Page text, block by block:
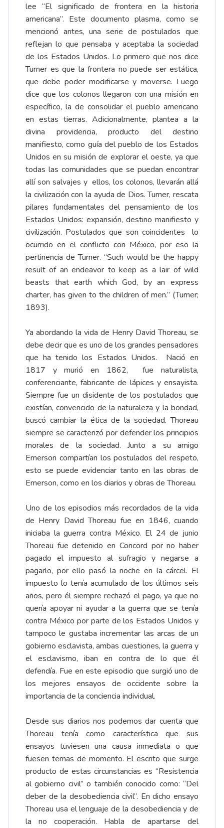
lee “El significado de frontera en la historia
americana”. Este documento plasma, como se
mencionó antes, una serie de postulados que
reflejan lo que pensaba y aceptaba la sociedad
de los Estados Unidos. Lo primero que nos dice
Turner es que la frontera no puede ser estática,
que debe poder modificarse y moverse. Luego
dice que los colonos llegaron con una misión en
específico, la de consolidar el pueblo americano
en estas tierras. Adicionalmente, plantea a la
divina providencia, producto del destino
manifiesto, como guía del pueblo de los Estados
Unidos en su misión de explorar el oeste, ya que
todas las comunidades que se puedan encontrar
allí son salvajes y ellos, los colonos, llevarán allá
la civilización con la ayuda de Dios. Turner, rescata
pilares fundamentales del pensamiento de los
Estados Unidos: expansión, destino manifiesto y
civilización. Postulados que son coincidentes lo
ocurrido en el conflicto con México, por eso la
pertinencia de Turner. “Such would be the happy
result of an endeavor to keep as a lair of wild
beasts that earth which God, by an express
charter, has given to the children of men.” (Turner;
1893).
Ya abordando la vida de Henry David Thoreau, se
debe decir que es uno de los grandes pensadores
que ha tenido los Estados Unidos. Nació en
1817 y murió en 1862, fue naturalista,
conferenciante, fabricante de lápices y ensayista.
Siempre fue un disidente de los postulados que
existían, convencido de la naturaleza y la bondad,
buscó cambiar la ética de la sociedad. Thoreau
siempre se caracterizó por defender los principios
morales de la sociedad. Junto a su amigo
Emerson compartían los postulados del respeto,
esto se puede evidenciar tanto en las obras de
Emerson, como en los diarios y obras de Thoreau.
Uno de los episodios más recordados de la vida
de Henry David Thoreau fue en 1846, cuando
iniciaba la guerra contra México. El 24 de junio
Thoreau fue detenido en Concord por no haber
pagado el impuesto al sufragio y negarse a
pagarlo, por ello pasó la noche en la cárcel. El
impuesto lo tenía acumulado de los últimos seis
años, pero él siempre rechazó el pago, ya que no
quería apoyar ni ayudar a la guerra que se tenía
contra México por parte de los Estados Unidos y
tampoco le gustaba incrementar las arcas de un
gobierno esclavista, ambas cuestiones, la guerra y
el esclavismo, iban en contra de lo que él
defendía. Fue en este episodio que surgió uno de
los mejores ensayos de occidente sobre la
importancia de la conciencia individual.
Desde sus diarios nos podemos dar cuenta que
Thoreau tenía como característica que sus
ensayos tuviesen una causa inmediata o que
fuesen temas de momento. El escrito que surge
producto de estas circunstancias es “Resistencia
al gobierno civil” o también conocido como: “Del
deber de la desobediencia civil”. En dicho ensayo
Thoreau usa el lenguaje de la desobediencia y de
la no cooperación. Habla de apartarse del